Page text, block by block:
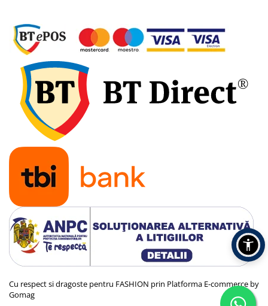
Cu respect si dragoste pentru FASHION prin Platforma E-commerce by
Gomag